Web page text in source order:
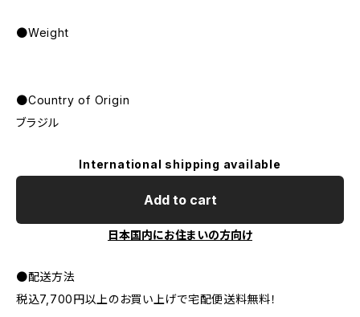
●Weight
●Country of Origin
ブラジル
International shipping available
Add to cart
日本国内にお住まいの方向け
●配送方法
税込7,700円以上のお買い上げで宅配便送料無料！